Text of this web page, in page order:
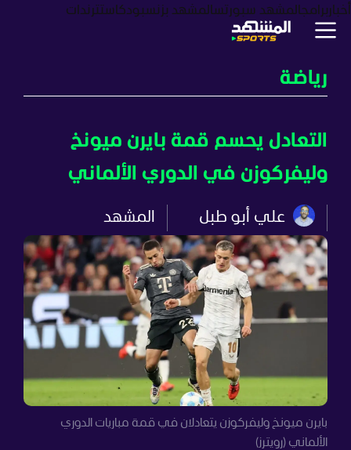
أخبار برامجالمشهد سبورتسالمشهد بزنسبودكاستترندات
رياضة
التعادل يحسم قمة بايرن ميونخ
وليفركوزن في الدوري الألماني
علي أبو طبل المشهد
بايرن ميونخ وليفركوزن يتعادلان في قمة مباريات الدوري
الألماني (رويترز)